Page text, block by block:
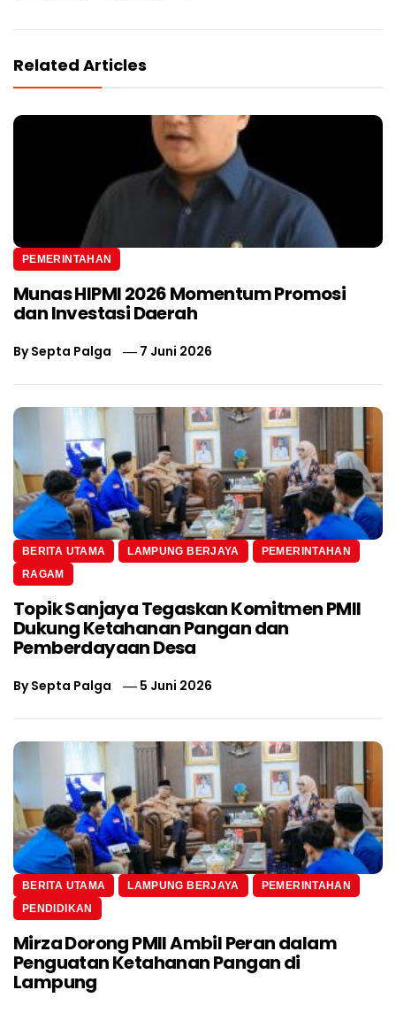
Related Articles
PEMERINTAHAN
Munas HIPMI 2026 Momentum Promosi
dan Investasi Daerah
BySepta Palga 7 Juni 2026
BERITA UTAMA LAMPUNG BERJAYA
PEMERINTAHAN
RAGAM
Topik Sanjaya Tegaskan Komitmen PMII
Dukung Ketahanan Pangan dan
Pemberdayaan Desa
BySepta Palga 5 Juni 2026
BERITA UTAMA LAMPUNG BERJAYA
PEMERINTAHAN
PENDIDIKAN
Mirza Dorong PMII Ambil Peran dalam
Penguatan Ketahanan Pangan di
Lampung